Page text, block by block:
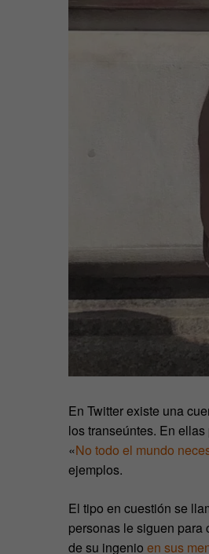
En Twitter existe una
los transeúntes. En
«No todo el mundo
ejemplos.
El tipo en cuestión se
personas le siguen para
de su ingenio en sus